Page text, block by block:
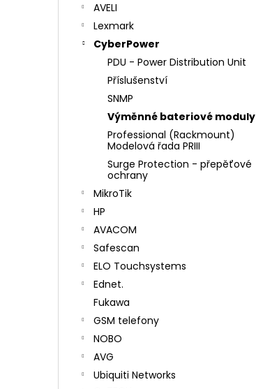
AVELI
Lexmark
CyberPower
PDU - Power Distribution Unit
Příslušenství
SNMP
Výměnné bateriové moduly
Professional (Rackmount)
Modelová řada PRIII
Surge Protection - přepěťové
ochrany
MikroTik
HP
AVACOM
Safescan
ELO Touchsystems
Ednet.
Fukawa
GSM telefony
NOBO
AVG
Ubiquiti Networks